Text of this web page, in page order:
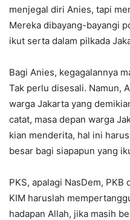
menjegal diri Anies, tapi
Mereka dibayang-bayangi
ikut serta dalam pilkada
Bagi Anies, kegagalannya
Tak perlu disesali. Namun,
warga Jakarta yang
catat, masa depan warga
kian menderita, hal ini
besar bagi siapapun yang
PKS, apalagi NasDem,
KIM haruslah
hadapan Allah, jika masih